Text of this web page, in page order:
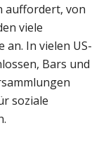
auffordert, von
viele
an. In vielen US-
Bars und
soziale